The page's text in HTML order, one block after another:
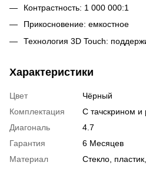
Контрастность: 1 000 000:1
Прикосновение: емкостное
Технология 3D Touch:
Характеристики
Цвет
Чёрный
Комплектация
С тачскрином и
Диагональ
4.7
Гарантия
6 Месяцев
Материал
Стекло,